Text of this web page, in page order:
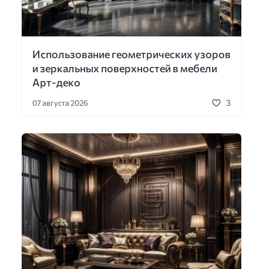
Использование геометрических узоров
и зеркальных поверхностей в мебели
Арт-деко
07 августа 2026 3